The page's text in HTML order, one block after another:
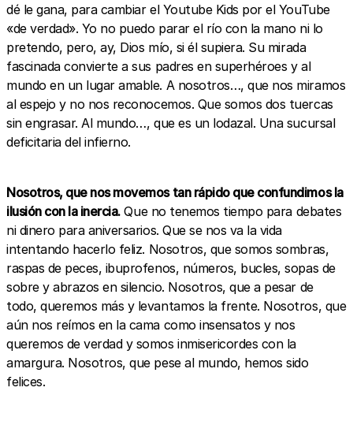
dé le gana, para cambiar el Youtube Kids por el YouTube
«de verdad». Yo no puedo parar el río con la mano ni lo
pretendo, pero, ay, Dios mío, si él supiera. Su mirada
fascinada convierte a sus padres en superhéroes y al
mundo en un lugar amable. A nosotros…, que nos miramos
al espejo y no nos reconocemos. Que somos dos tuercas
sin engrasar. Al mundo…, que es un lodazal. Una sucursal
deficitaria del infierno.
Nosotros, que nos movemos tan rápido que confundimos la
ilusión con la inercia.Que no tenemos tiempo para debates
ni dinero para aniversarios. Que se nos va la vida
intentando hacerlo feliz. Nosotros, que somos sombras,
raspas de peces, ibuprofenos, números, bucles, sopas de
sobre y abrazos en silencio. Nosotros, que a pesar de
todo, queremos más y levantamos la frente. Nosotros, que
aún nos reímos en la cama como insensatos y nos
queremos de verdad y somos inmisericordes con la
amargura. Nosotros, que pese al mundo, hemos sido
felices.